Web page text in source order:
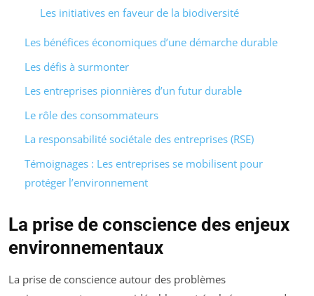
Les initiatives en faveur de la biodiversité
Les bénéfices économiques d’une démarche durable
Les défis à surmonter
Les entreprises pionnières d’un futur durable
Le rôle des consommateurs
La responsabilité sociétale des entreprises (RSE)
Témoignages : Les entreprises se mobilisent pour
protéger l’environnement
La prise de conscience des enjeux
environnementaux
La prise de conscience autour des problèmes